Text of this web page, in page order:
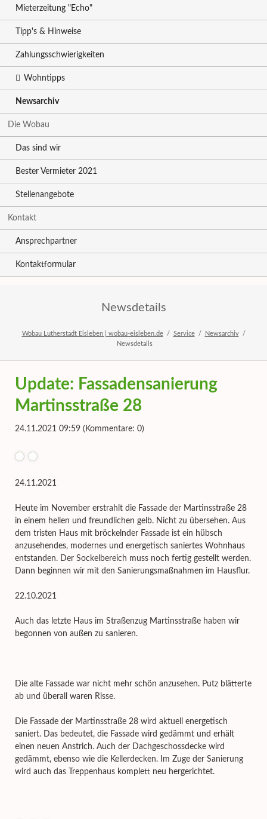
Mieterzeitung "Echo"
Tipp's & Hinweise
Zahlungsschwierigkeiten
Wohntipps
Newsarchiv
Die Wobau
Das sind wir
Bester Vermieter 2021
Stellenangebote
Kontakt
Ansprechpartner
Kontaktformular
Newsdetails
Wobau Lutherstadt Eisleben | wobau-eisleben.de Service
Newsarchiv
Newsdetails
Update: Fassadensanierung
Martinsstraße 28
24.11.2021 09:59(Kommentare: 0)
24.11.2021
Heute im November erstrahlt die Fassade der Martinsstraße 28
in einem hellen und freundlichen gelb. Nicht zu übersehen. Aus
dem tristen Haus mit bröckelnder Fassade ist ein hübsch
anzusehendes, modernes und energetisch saniertes Wohnhaus
entstanden. Der Sockelbereich muss noch fertig gestellt werden.
Dann beginnen wir mit den Sanierungsmaßnahmen im Hausflur.
22.10.2021
Auch das letzte Haus im Straßenzug Martinsstraße haben wir
begonnen von außen zu sanieren.
Die alte Fassade war nicht mehr schön anzusehen. Putz blätterte
ab und überall waren Risse.
Die Fassade der Martinsstraße 28 wird aktuell energetisch
saniert. Das bedeutet, die Fassade wird gedämmt und erhält
einen neuen Anstrich. Auch der Dachgeschossdecke wird
gedämmt, ebenso wie die Kellerdecken. Im Zuge der Sanierung
wird auch das Treppenhaus komplett neu hergerichtet.